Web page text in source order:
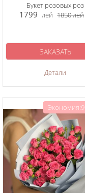
Букет розовых роз
1799 лей 1850лей
Детали
ЗАКАЗАТЬ